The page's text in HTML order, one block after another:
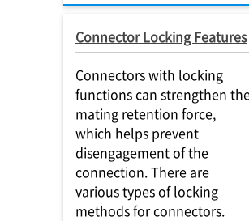
Connector Locking Features
Connectors with locking
functions can strengthen
mating retention force,
which helps prevent
disengagement of the
connection. There are
various types of locking
methods for connectors.